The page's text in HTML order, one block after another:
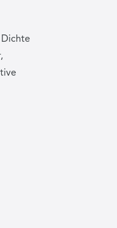
Dichte